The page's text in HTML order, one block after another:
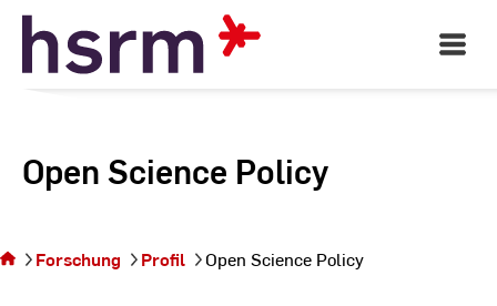
Skip
Content
Open
Main
Open Science Policy
Sie
befinden
der
SeiteForschung Profil Open Science Policy